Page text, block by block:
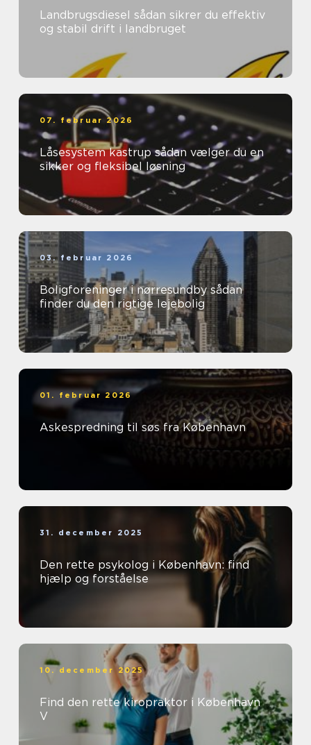
Landbrugsdiesel sådan sikrer du effektiv
og stabil drift i landbruget
07. februar 2026
Låsesystem kastrup sådan vælger du en
sikker og fleksibel løsning
03. februar 2026
Boligforeninger i nørresundby sådan
finder du den rigtige lejebolig
01. februar 2026
Askespredning til søs fra København
31. december 2025
Den rette psykolog i København: find
hjælp og forståelse
10. december 2025
Find den rette kiropraktor i København
V